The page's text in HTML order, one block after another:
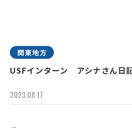
関東地方
USFインターン アシナさん
2023.08.17